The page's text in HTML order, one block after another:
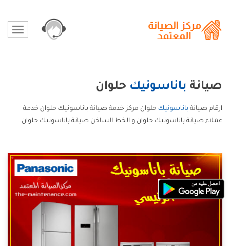
صيانة باناسونيك حلوان
ارقام صيانة باناسونيك حلوان مركز خدمة صيانة باناسونيك حلوان خدمة
عملاء صيانة باناسونيك حلوان و الخط الساخن صيانة باناسونيك حلوان.